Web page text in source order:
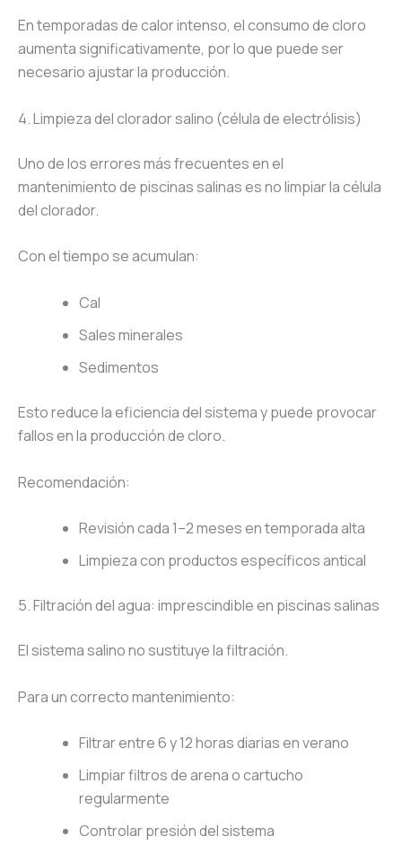
En temporadas de calor intenso, el consumo de cloro
aumenta significativamente, por lo que puede ser
necesario ajustar la producción.
4. Limpieza del clorador salino (célula de electrólisis)
Uno de los errores más frecuentes en el
mantenimiento de piscinas salinas es no limpiar la célula
del clorador.
Con el tiempo se acumulan:
Cal
Sales minerales
Sedimentos
Esto reduce la eficiencia del sistema y puede provocar
fallos en la producción de cloro.
Recomendación:
Revisión cada 1–2 meses en temporada alta
Limpieza con productos específicos antical
5. Filtración del agua: imprescindible en piscinas salinas
El sistema salino no sustituye la filtración.
Para un correcto mantenimiento:
Filtrar entre 6 y 12 horas diarias en verano
Limpiar filtros de arena o cartucho
regularmente
Controlar presión del sistema